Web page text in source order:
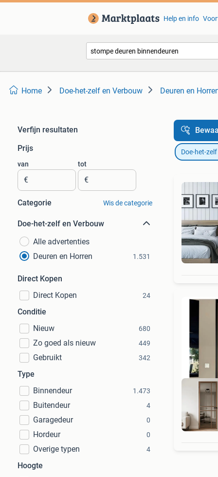
Help en info
Home Doe-het-zelf en Verbouw Deuren en
Verfijn resultaten
Prijs
van
€
tot
€
Categorie Wis de categorie
Doe-het-zelf en Verbouw
Alle advertenties
Deuren en Horren
1.531
Direct Kopen
Direct Kopen
24
Conditie
Nieuw
680
Zo goed als nieuw 449
Gebruikt 342
Type
Binnendeur
1.473
Buitendeur 4
Garagedeur 0
Hordeur 0
Overige typen 4
Hoogte
Doe-het-